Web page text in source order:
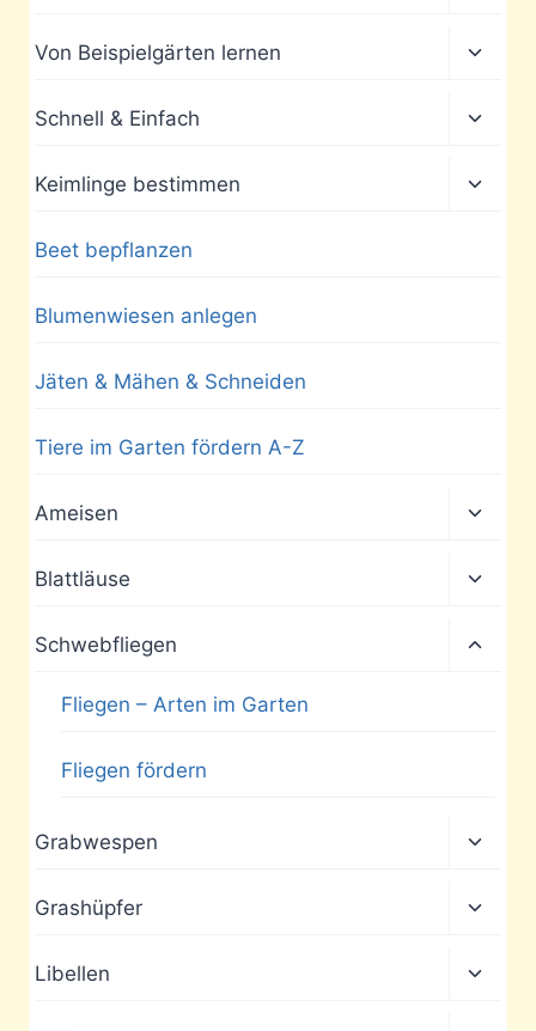
Von Beispielgärten lernen
Schnell & Einfach
Keimlinge bestimmen
Beet bepflanzen
Blumenwiesen anlegen
Jäten & Mähen & Schneiden
Tiere im Garten fördern A-Z
Ameisen
Blattläuse
Schwebfliegen
Fliegen – Arten im Garten
Fliegen fördern
Grabwespen
Grashüpfer
Libellen